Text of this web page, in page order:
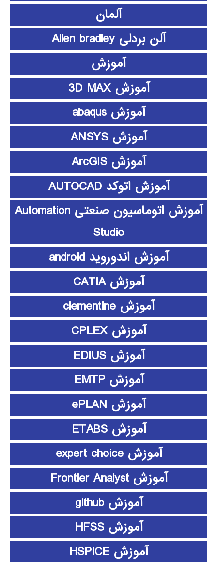
آلمان
آلن بردلی Allen bradley
آموزش
آموزش 3D MAX
آموزش abaqus
آموزش ANSYS
آموزش ArcGIS
آموزش اتوکد AUTOCAD
آموزش اتوماسیون صنعتی Automation
Studio
آموزش اندوروید android
آموزش CATIA
آموزش clementine
آموزش CPLEX
آموزش EDIUS
آموزش EMTP
آموزش ePLAN
آموزش ETABS
آموزش expert choice
آموزش Frontier Analyst
آموزش github
آموزش HFSS
آموزش HSPICE